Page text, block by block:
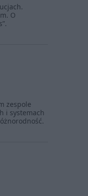
O
zespole
i systemach